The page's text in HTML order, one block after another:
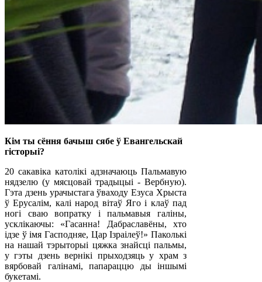
Кім ты сёння бачыш сябе ў Евангельскай
гісторыі?
20 сакавіка католікі адзначаюць Пальмавую
нядзелю (у мясцовай традыцыі - Вербную).
Гэта дзень урачыстага ўваходу Езуса Хрыста
ў Ерусалім, калі народ вітаў Яго і клаў пад
ногі сваю вопратку і пальмавыя галіны,
усклікаючы: «Гасанна! Дабраславёны, хто
ідзе ў імя Гасподняе, Цар Ізраілеў!» Паколькі
на нашай тэрыторыі цяжка знайсці пальмы,
у гэты дзень вернікі прыходзяць у храм з
вярбовай галінамі, папараццю ды іншымі
букетамі.